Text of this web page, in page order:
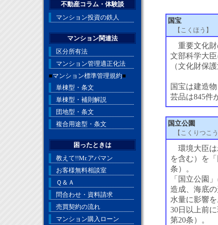
国宝
【こくほう】
重要文化財
文部科学大
（文化財保
国宝は建造
芸品は845件
国立公園
【こくりつこ
環境大臣は
を含む）を
条）。
「国立公園
造成、海底
水量に影響
30日以上前
第20条）。
不動産コラム・体験談
マンション投資の鉄人
マンション関連法
区分所有法
マンション管理適正化法
■マンション標準管理規約■
単棟型・条文
単棟型・補則解説
団地型・条文
複合用途型・条文
困ったときは
教えて!!Mr.アパマン
お客様無料相談室
Ｑ＆Ａ
問合わせ・資料請求
売買契約の流れ
マンション購入ローン